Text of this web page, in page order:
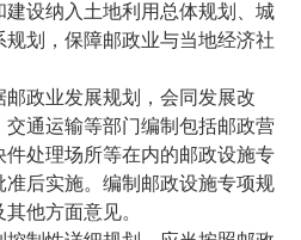
设纳入土地利用总体规划、城
划，保障邮政业与当地经济社
政业发展规划，会同发展改
通运输等部门编制包括邮政营
处理场所等在内的邮政设施专
后实施。编制邮政设施专项规
他方面意见。